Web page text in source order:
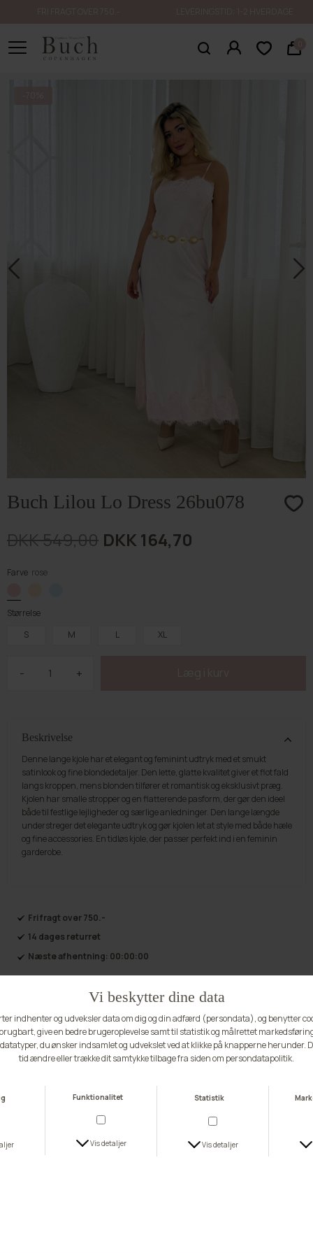
Buch Lilou Lo Dress 26bu078
DKK 549,00 DKK 164,70
Farve rose
Størrelse
S
M L XL
- +
Beskrivelse
Denne lange kjole har et elegant og feminint udtryk med et smukt
satinlook og fine blondedetaljer. Den lette, glatte kvalitet giver et flot fald
langs kroppen, mens blonden tilfører et romantisk og eksklusivt præg.
Kjolen har smalle stropper og en flatterende pasform, der gør den ideel
både til festlige lejligheder og særlige anledninger. Den lange længde
understreger det elegante udtryk og gør kjolen let at style med både hæle
og fine accessories. En tidløs kjole, der passer perfekt ind i en feminin
garderobe.
Fri fragt over 750.-
14 dages returret
Næste afhentning: 00:00:00
Andre ting du vil elske